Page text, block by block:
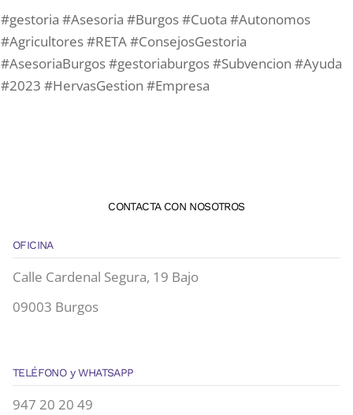
#gestoria #Asesoria #Burgos #Cuota #Autonomos
#Agricultores #RETA #ConsejosGestoria
#AsesoriaBurgos #gestoriaburgos #Subvencion #Ayuda
#2023 #HervasGestion #Empresa
CONTACTA CON NOSOTROS
OFICINA
Calle Cardenal Segura, 19 Bajo
09003 Burgos
TELÉFONO y WHATSAPP
947 20 20 49